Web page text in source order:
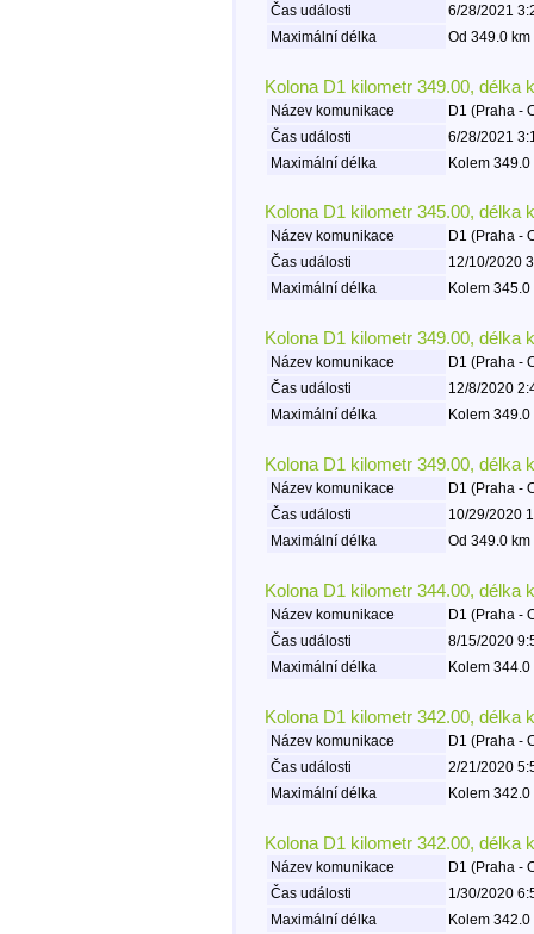
Čas události
6/28/2021
Maximální délka
Od 349.0
Kolona D1 kilometr 349.00, délka
Název komunikace
D1 (Praha -
Čas události
6/28/2021
Maximální délka
Kolem
Kolona D1 kilometr 345.00, délka
Název komunikace
D1 (Praha -
Čas události
12/10/2020
Maximální délka
Kolem
Kolona D1 kilometr 349.00, délka
Název komunikace
D1 (Praha -
Čas události
12/8/2020
Maximální délka
Kolem
Kolona D1 kilometr 349.00, délka
Název komunikace
D1 (Praha -
Čas události
10/29/2020
Maximální délka
Od 349.0
Kolona D1 kilometr 344.00, délka
Název komunikace
D1 (Praha -
Čas události
8/15/2020
Maximální délka
Kolem
Kolona D1 kilometr 342.00, délka
Název komunikace
D1 (Praha -
Čas události
2/21/2020
Maximální délka
Kolem
Kolona D1 kilometr 342.00, délka
Název komunikace
D1 (Praha -
Čas události
1/30/2020
Maximální délka
Kolem